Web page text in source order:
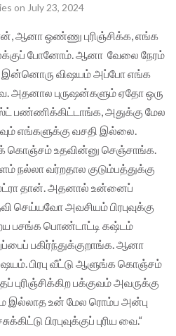
on July 23, 2024
ஆனா ஒண்ணு புரிஞ்சிக்க, எங்க
போனோம். ஆனா வேலை நேரம்
விஷயம் அப்போ எங்க
அதனால புருஷன்களும் ஏதோ ஒரு
அதுக்கு மேல
எங்களுக்கு வசதி இல்லை.
கொஞ்சம் உதவின்னு செஞ்சாங்க.
நல்லா வர்றதால குடும்பத்துக்கு
தான். அதனால் உன்னைப்
செய்யவோ அவசியம் பிரபுவுக்கு
பசங்க பொண்டாட்டி கஷ்டம்
பகிர்ந்துக்குறாங்க. ஆனா
பிரபு வீட்டு ஆளுங்க கொஞ்சம்
பக்குவம் அவருக்கு
இல்லாத உன் மேல ரொம்ப அன்பு
பிரபுவுக்குப் புரிய வை.“